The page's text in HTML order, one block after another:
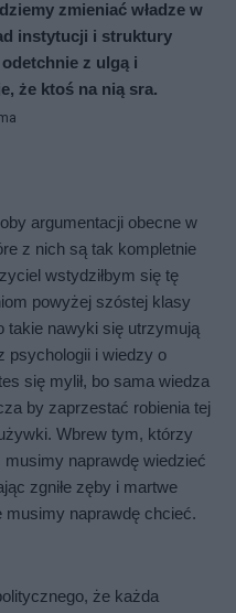
zmieniać władze w
instytucji i struktury
z ulgą i
że ktoś na nią sra.
argumentacji obecne w
z nich są tak kompletnie
wstydziłbym się tę
powyżej szóstej klasy
takie nawyki się utrzymują
psychologii i wiedzy o
się mylił, bo sama wiedza
by zaprzestać robienia tej
Wbrew tym, którzy
naprawdę wiedzieć
zgniłe zęby i martwe
musimy naprawdę chcieć.
że każda